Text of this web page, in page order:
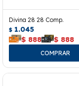
Divina 28 28 Comp.
$ 1.045
$ 888 $ 888